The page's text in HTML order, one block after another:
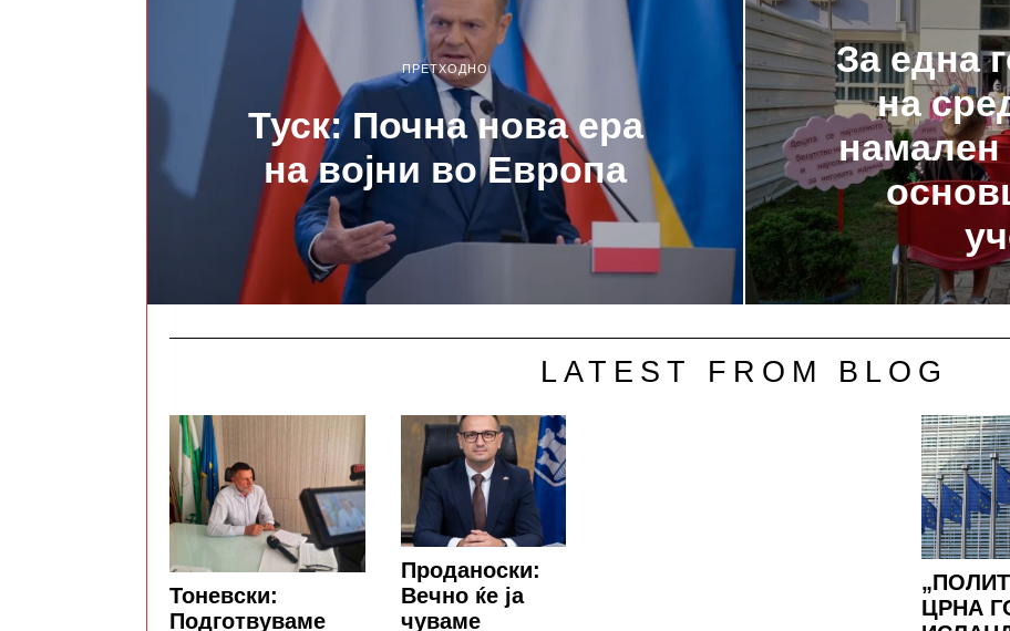
ПРЕТХОДНО
Туск: Почна нова ера
на војни во Европа
За една
на
намален
LATEST FROM BLOG
Тоневски:
Подготвуваме
Проданоски:
Вечно ќе ја
чуваме
ЦРНА